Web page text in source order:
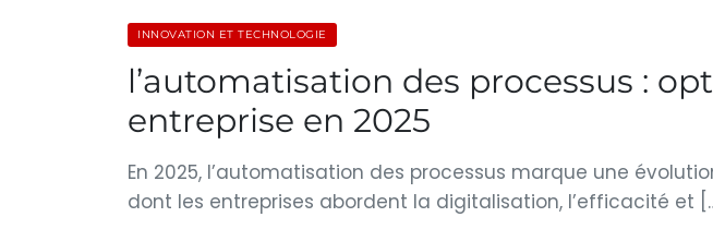
INNOVATION ET TECHNOLOGIE
l’automatisation des processus :
entreprise en 2025
En 2025, l’automatisation des processus marque une
dont les entreprises abordent la digitalisation, l’efficacité et